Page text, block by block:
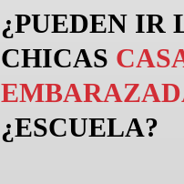
¿PUEDEN IR
CHICAS
¿ESCUELA?